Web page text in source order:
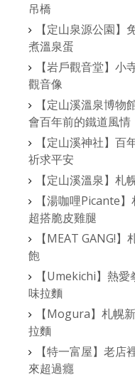
吊橋
【定山泉源公園
煮溫泉蛋
【岩戶觀音堂】
觀音像
【定山溪溫泉博
會百年前的鐵道風情
【定山溪神社】
祈求平安
【定山溪溫泉】
【湯咖哩Picante
超搭脆皮雞腿
【MEAT GANG!
飽
【Umekichi】熱
味拉麵
【Mogura】札幌
拉麵
【特一富屋】老
來超過癮